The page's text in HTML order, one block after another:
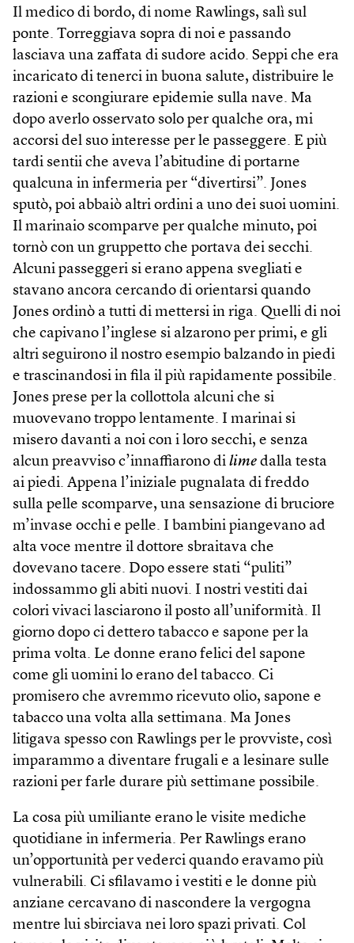
Il medico di bordo, di nome Rawlings, salì sul
ponte. Torreggiava sopra di noi e passando
lasciava una zaffata di sudore acido. Seppi che era
incaricato di tenerci in buona salute, distribuire le
razioni e scongiurare epidemie sulla nave. Ma
dopo averlo osservato solo per qualche ora, mi
accorsi del suo interesse per le passeggere. E più
tardi sentii che aveva l’abitudine di portarne
qualcuna in infermeria per “divertirsi”. Jones
sputò, poi abbaiò altri ordini a uno dei suoi uomini.
Il marinaio scomparve per qualche minuto, poi
tornò con un gruppetto che portava dei secchi.
Alcuni passeggeri si erano appena svegliati e
stavano ancora cercando di orientarsi quando
Jones ordinò a tutti di mettersi in riga. Quelli di noi
che capivano l’inglese si alzarono per primi, e gli
altri seguirono il nostro esempio balzando in piedi
e trascinandosi in fila il più rapidamente possibile.
Jones prese per la collottola alcuni che si
muovevano troppo lentamente. I marinai si
misero davanti a noi con i loro secchi, e senza
alcun preavviso c’innaffiarono di lime dalla testa
ai piedi. Appena l’iniziale pugnalata di freddo
sulla pelle scomparve, una sensazione di bruciore
m’invase occhi e pelle. I bambini piangevano ad
alta voce mentre il dottore sbraitava che
dovevano tacere. Dopo essere stati “puliti”
indossammo gli abiti nuovi. I nostri vestiti dai
colori vivaci lasciarono il posto all’uniformità. Il
giorno dopo ci dettero tabacco e sapone per la
prima volta. Le donne erano felici del sapone
come gli uomini lo erano del tabacco. Ci
promisero che avremmo ricevuto olio, sapone e
tabacco una volta alla settimana. Ma Jones
litigava spesso con Rawlings per le provviste, così
imparammo a diventare frugali e a lesinare sulle
razioni per farle durare più settimane possibile.
La cosa più umiliante erano le visite mediche
quotidiane in infermeria. Per Rawlings erano
un’opportunità per vederci quando eravamo più
vulnerabili. Ci sfilavamo i vestiti e le donne più
anziane cercavano di nascondere la vergogna
mentre lui sbirciava nei loro spazi privati. Col